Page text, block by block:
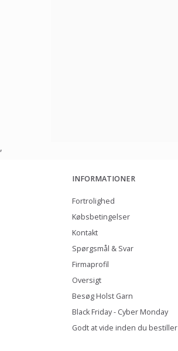
,
INFORMATIONER
Fortrolighed
Købsbetingelser
Kontakt
Spørgsmål & Svar
Firmaprofil
Oversigt
Besøg Holst Garn
Black Friday - Cyber Monday
Godt at vide inden du bestiller